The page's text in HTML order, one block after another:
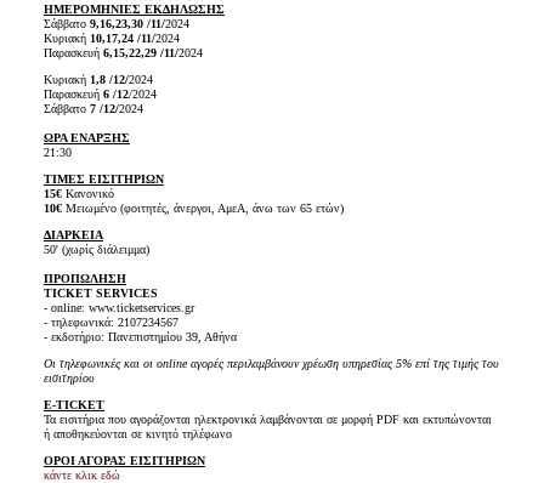
ΗΜΕΡΟΜΗΝΙΕΣ ΕΚΔΗΛΩΣΗΣ
Σάββατο 9,16,23,30 /11/2024
Κυριακή 10,17,24 /11/2024
Παρασκευή 6,15,22,29 /11/2024
Κυριακή 1,8 /12/2024
Παρασκευή 6 /12/2024
Σάββατο 7 /12/2024
ΩΡΑ ΕΝΑΡΞΗΣ
21:30
ΤΙΜΕΣ ΕΙΣΙΤΗΡΙΩΝ
15€Κανονικό
10€Μειωμένο (φοιτητές, άνεργοι, ΑμεΑ, άνω των 65 ετών)
ΔΙΑΡΚΕΙΑ
50' (χωρίς διάλειμμα)
ΠΡΟΠΩΛΗΣΗ
TICKET SERVICES
- online: www.ticketservices.gr
- τηλεφωνικά: 2107234567
- εκδοτήριο: Πανεπιστημίου 39, Αθήνα
Οι τηλεφωνικές και οι online αγορές περιλαμβάνουν χρέωση υπηρεσίας 5% επί της τιμής του
εισιτηρίου
E-TICKET
Τα εισιτήρια που αγοράζονται ηλεκτρονικά λαμβάνονται σε μορφή PDF και εκτυπώνονται
ή αποθηκεύονται σε κινητό τηλέφωνο
ΟΡΟΙ ΑΓΟΡΑΣ ΕΙΣΙΤΗΡΙΩΝ
κάντε κλικ εδώ